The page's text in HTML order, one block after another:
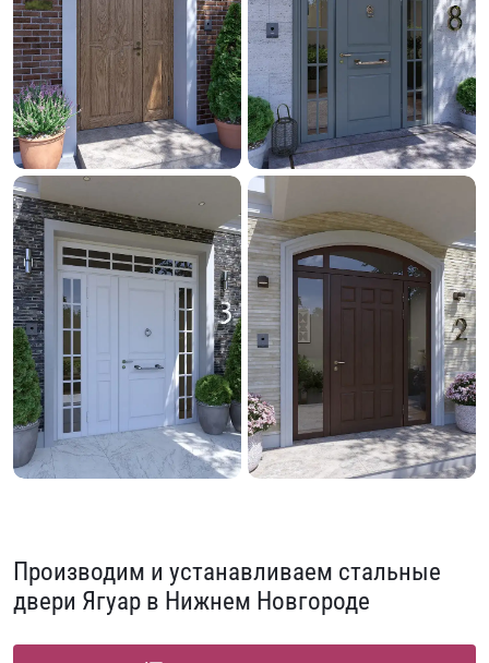
Производим и устанавливаем стальные
двери Ягуар в Нижнем Новгороде